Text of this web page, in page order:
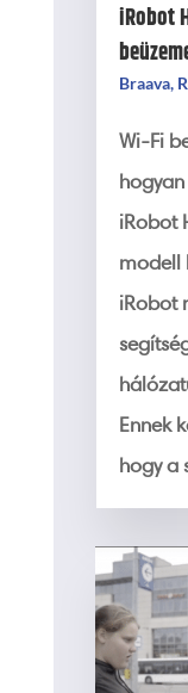
iRobot
Braava,
Wi-Fi
iRobot
modell
iRobot
Ennek
hogy a